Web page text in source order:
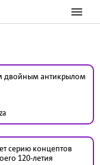
двойным антикрылом
серию концептов
120-летия